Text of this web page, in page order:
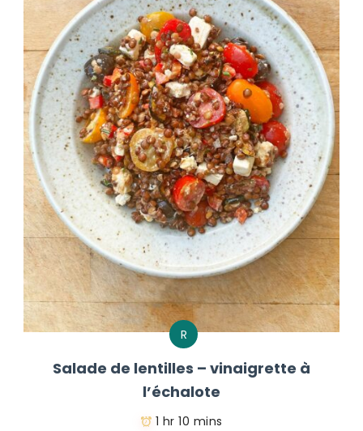
R
Salade de lentilles – vinaigrette à
l’échalote
1 hr 10 mins